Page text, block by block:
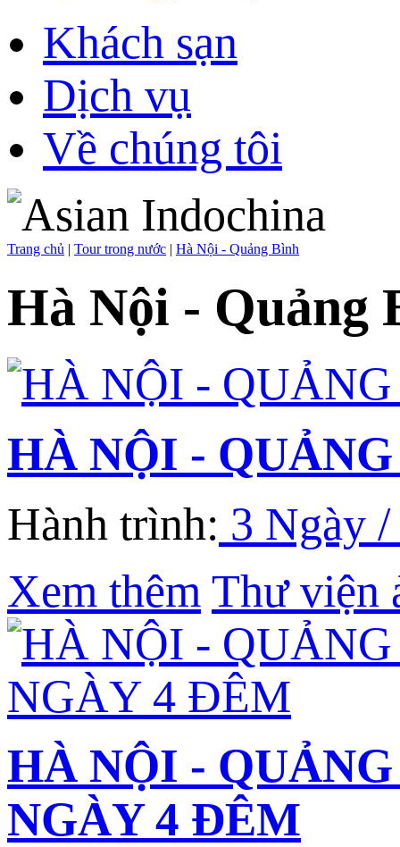
Khách sạn
Dịch vụ
Về chúng tôi
Trang chủ | Tour trong nước | Hà Nội - Quảng Bình
Hà Nội - Quảng
HÀ NỘI -
Hành trình: 3 Ngày
Xem thêm Thư viện
HÀ NỘI -
NGÀY 4 ĐÊM